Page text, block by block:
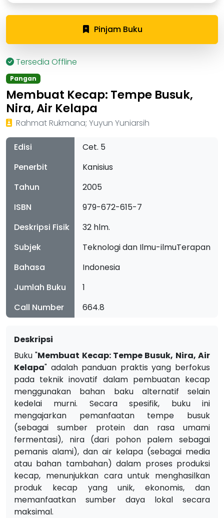
Pinjam Buku
Tersedia Offline
Pangan
Membuat Kecap: Tempe Busuk,
Nira, Air Kelapa
Rahmat Rukmana; Yuyun Yuniarsih
Edisi
Cet. 5
Penerbit
Kanisius
Tahun
2005
ISBN
979-672-615-7
Deskripsi Fisik
32 hlm.
Subjek
Teknologi dan Ilmu-ilmuTerapan
Bahasa
Indonesia
Jumlah Buku
1
Call Number
664.8
Deskripsi
Buku "Membuat Kecap: Tempe Busuk, Nira, Air
Kelapa" adalah panduan praktis yang berfokus
pada teknik inovatif dalam pembuatan kecap
menggunakan bahan baku alternatif selain
kedelai murni. Secara spesifik, buku ini
mengajarkan pemanfaatan tempe busuk
(sebagai sumber protein dan rasa umami
fermentasi), nira (dari pohon palem sebagai
pemanis alami), dan air kelapa (sebagai media
atau bahan tambahan) dalam proses produksi
kecap, menunjukkan cara untuk menghasilkan
produk kecap yang unik, ekonomis, dan
memanfaatkan sumber daya lokal secara
maksimal.